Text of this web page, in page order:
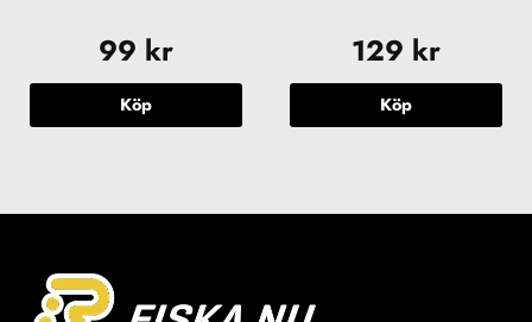
99 kr
Köp
129 kr
Köp